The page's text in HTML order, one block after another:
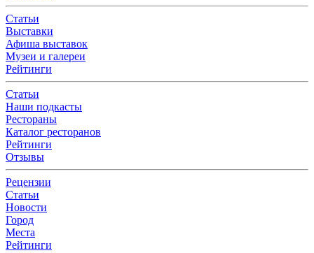
Статьи
Выставки
Афиша выставок
Музеи и галереи
Рейтинги
Статьи
Наши подкасты
Рестораны
Каталог ресторанов
Рейтинги
Отзывы
Рецензии
Статьи
Новости
Город
Места
Рейтинги